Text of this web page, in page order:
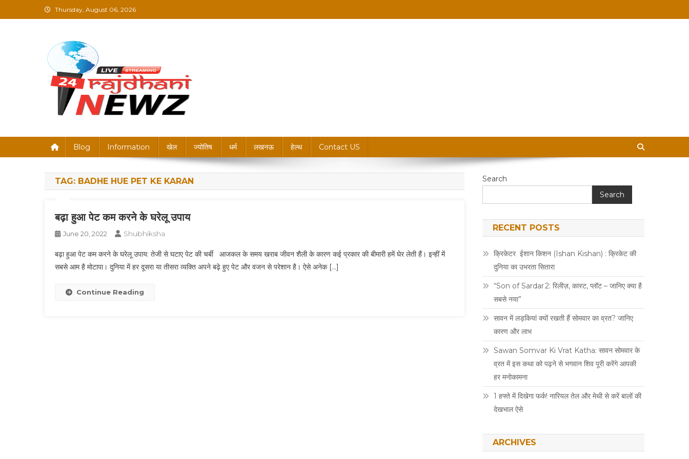
to
Thursday, August 06, 2026
Blog Information खेल ज्योतिष धर्म लखनऊ हेल्थ Contact US
TAG: BADHE HUE PET KE KARAN
बढ़ा हुआ पेट कम करने के घरेलू उपाय
June 20, 2022 Shubhiksha
बढ़ा हुआ पेट कम करने के घरेलू उपाय: तेजी से घटाए पेट की चर्बी आजकल के समय खराब जीवन शैली के कारण कई प्रकार की बीमारी हमें घेर लेती हैं। इन्हीं में
सबसे आम है मोटापा। दुनिया में हर दूसरा या तीसरा व्यक्ति अपने बढ़े हुए पेट और वजन से परेशान है। ऐसे अनेक […]
Continue Reading
Search
Search
RECENT POSTS
क्रिकेटर ईशान किशन (Ishan Kishan) : क्रिकेट की
दुनिया का उभरता सितारा
“Son of Sardar 2: रिलीज़, कास्ट, प्लॉट – जानिए क्या है
सबसे नया”
सावन में लड़कियां क्यों रखती हैं सोमवार का व्रत? जानिए
कारण और लाभ
Sawan Somvar Ki Vrat Katha: सावन सोमवार के
व्रत में इस कथा को पढ़ने से भगवान शिव पूरी करेंगे आपकी
हर मनोकामना
1 हफ्ते में दिखेगा फर्क! नारियल तेल और मेथी से करें बालों की
देखभाल ऐसे
ARCHIVES